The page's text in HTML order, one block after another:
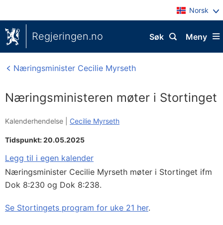
Norsk
Regjeringen.no Meny
Søk
Næringsminister Cecilie Myrseth
Næringsministeren møter i Stortinget
Kalenderhendelse | Cecilie Myrseth
Tidspunkt: 20.05.2025
Legg til i egen kalender
Næringsminister Cecilie Myrseth møter i Stortinget ifm
Dok 8:230 og Dok 8:238.
Se Stortingets program for uke 21 her.